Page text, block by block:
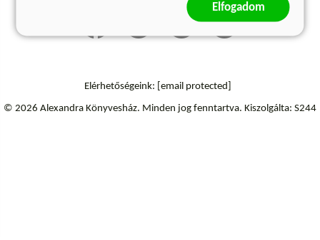
Elérhetőségeink: [email protected]
© 2026 Alexandra Könyvesház. Minden jog fenntartva. Kiszolgálta: S244
Elfogadom